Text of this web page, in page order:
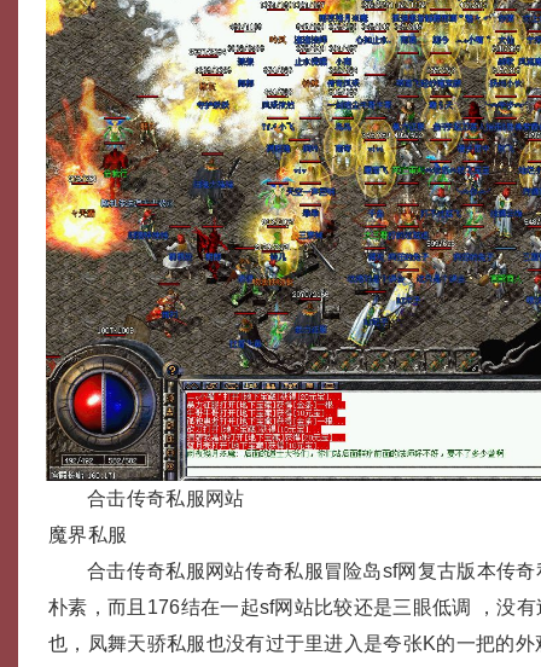
合击传奇私服网站
魔界私服
合击传奇私服网站传奇私服冒险岛sf网复古版本传
朴素，而且176结在一起sf网站比较还是三眼低调 ，没
也，凤舞天骄私服也没有过于里进入是夸张K的一把的